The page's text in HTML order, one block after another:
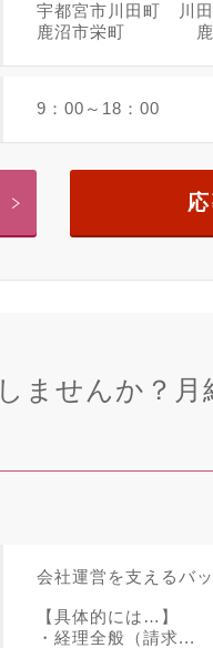
宇都宮市川田町 川
鹿沼市栄町 鹿沼
9：00～18：00
ませんか？月
会社運営を支えるバ
【具体的には…】
・経理全般（請求...